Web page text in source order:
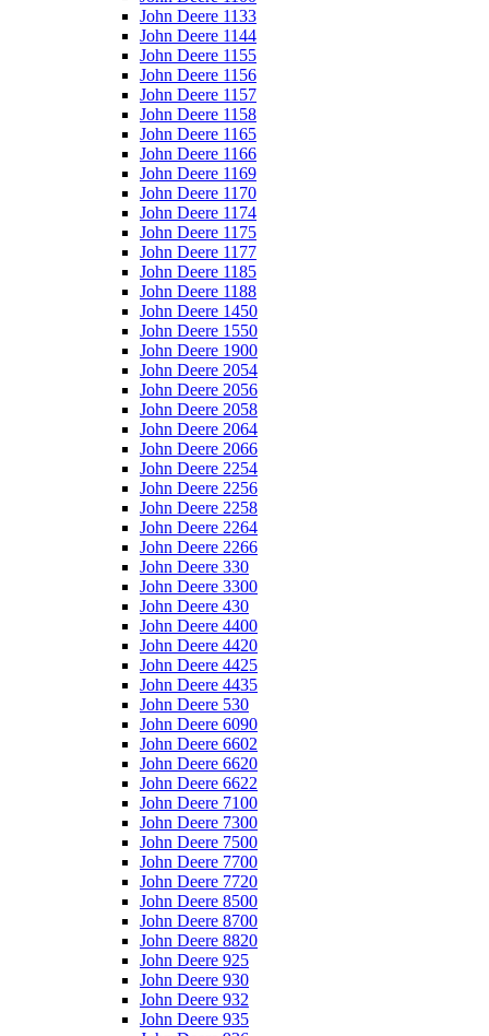
John Deere 1133
John Deere 1144
John Deere 1155
John Deere 1156
John Deere 1157
John Deere 1158
John Deere 1165
John Deere 1166
John Deere 1169
John Deere 1170
John Deere 1174
John Deere 1175
John Deere 1177
John Deere 1185
John Deere 1188
John Deere 1450
John Deere 1550
John Deere 1900
John Deere 2054
John Deere 2056
John Deere 2058
John Deere 2064
John Deere 2066
John Deere 2254
John Deere 2256
John Deere 2258
John Deere 2264
John Deere 2266
John Deere 330
John Deere 3300
John Deere 430
John Deere 4400
John Deere 4420
John Deere 4425
John Deere 4435
John Deere 530
John Deere 6090
John Deere 6602
John Deere 6620
John Deere 6622
John Deere 7100
John Deere 7300
John Deere 7500
John Deere 7700
John Deere 7720
John Deere 8500
John Deere 8700
John Deere 8820
John Deere 925
John Deere 930
John Deere 932
John Deere 935